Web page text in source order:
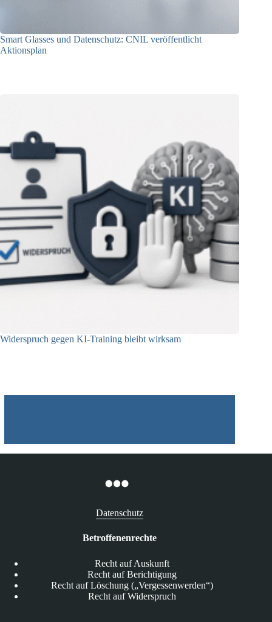
Smart Glasses und Datenschutz: CNIL veröffentlicht
Aktionsplan
Widerspruch gegen KI-Training bleibt wirksam
Datenschutz
Betroffenenrechte
Recht auf Auskunft
Recht auf Berichtigung
Recht auf Löschung („Vergessenwerden“)
Recht auf Widerspruch